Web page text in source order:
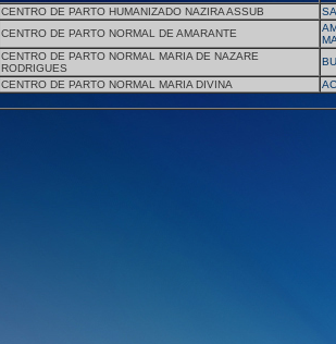
CENTRO DE PARTO HUMANIZADO NAZIRA ASSUB
CENTRO DE PARTO NORMAL DE AMARANTE
CENTRO DE PARTO NORMAL MARIA DE NAZARE
RODRIGUES
CENTRO DE PARTO NORMAL MARIA DIVINA